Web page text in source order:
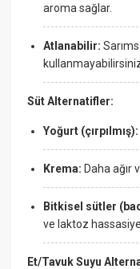
aroma sağlar.
Atlanabilir:
Süt Alternatifler:
Yoğurt (çırpılmış):
Krema: Daha ağır
Bitkisel sütler
ve laktoz
Et/Tavuk Suyu